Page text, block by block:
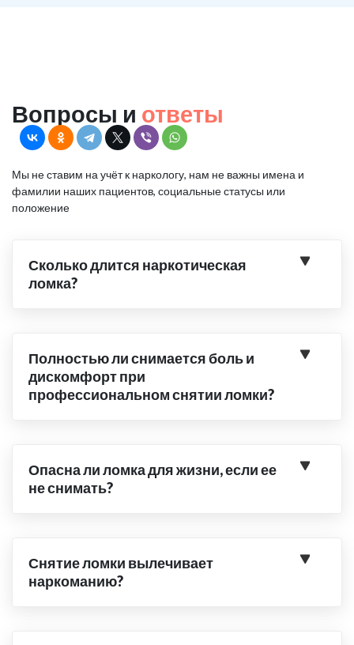
Вопросы и ответы
Мы не ставим на учёт к наркологу, нам не важны имена и
фамилии наших пациентов, социальные статусы или
положение
Сколько длится наркотическая
ломка?
Полностью ли снимается боль и
дискомфорт при
профессиональном снятии ломки?
Опасна ли ломка для жизни, если ее
не снимать?
Снятие ломки вылечивает
наркоманию?